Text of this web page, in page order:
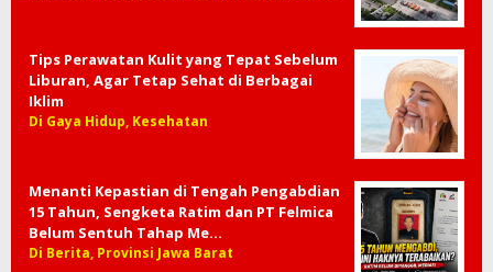
Tips Perawatan Kulit yang Tepat Sebelum
Liburan, Agar Tetap Sehat di Berbagai
Iklim
Di Gaya Hidup, Kesehatan
Menanti Kepastian di Tengah Pengabdian
15 Tahun, Sengketa Ratim dan PT Felmica
Belum Sentuh Tahap Me…
Di Berita, Provinsi Jawa Barat